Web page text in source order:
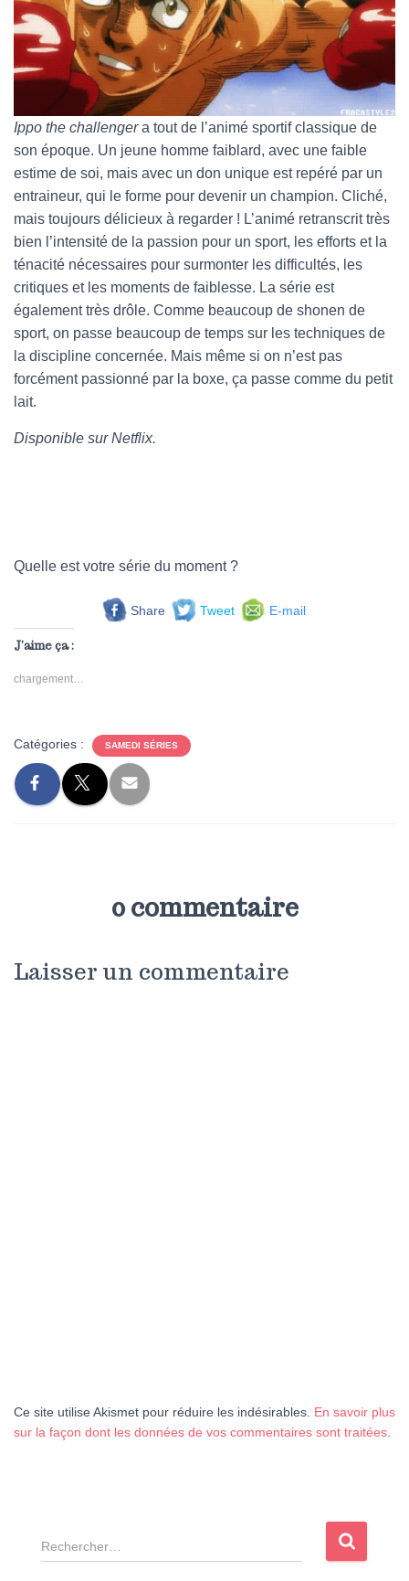
Ippo the challengera tout de l’animé sportif classique de
son époque. Un jeune homme faiblard, avec une faible
estime de soi, mais avec un don unique est repéré par un
entraineur, qui le forme pour devenir un champion. Cliché,
mais toujours délicieux à regarder ! L’animé retranscrit très
bien l’intensité de la passion pour un sport, les efforts et la
ténacité nécessaires pour surmonter les difficultés, les
critiques et les moments de faiblesse. La série est
également très drôle. Comme beaucoup de shonen de
sport, on passe beaucoup de temps sur les techniques de
la discipline concernée. Mais même si on n’est pas
forcément passionné par la boxe, ça passe comme du petit
lait.
Disponible sur Netflix.
Quelle est votre série du moment ?
Share Tweet E-mail
J’aime ça :
chargement…
Catégories : SAMEDI SÉRIES
0 commentaire
Laisser un commentaire
Ce site utilise Akismet pour réduire les indésirables. En savoir plus
sur la façon dont les données de vos commentaires sont traitées
R
e